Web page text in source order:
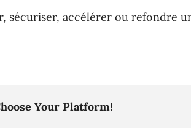
sécuriser, accélérer ou refondre
Your Platform!